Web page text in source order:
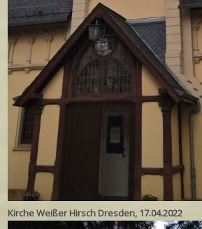
Kirche Weißer Hirsch Dresden, 17.04.2022